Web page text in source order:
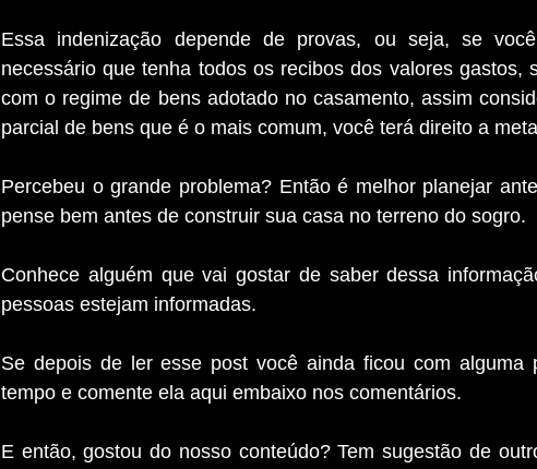
Essa indenização depende de provas, ou seja, se
necessário que tenha todos os recibos dos valores gastos,
com o regime de bens adotado no casamento, assim
parcial de bens que é o mais comum, você terá direito a
Percebeu o grande problema? Então é melhor planejar
pense bem antes de construir sua casa no terreno do sogro.
Conhece alguém que vai gostar de saber dessa
pessoas estejam informadas.
Se depois de ler esse post você ainda ficou com alguma
tempo e comente ela aqui embaixo nos comentários.
E então, gostou do nosso conteúdo? Tem sugestão de